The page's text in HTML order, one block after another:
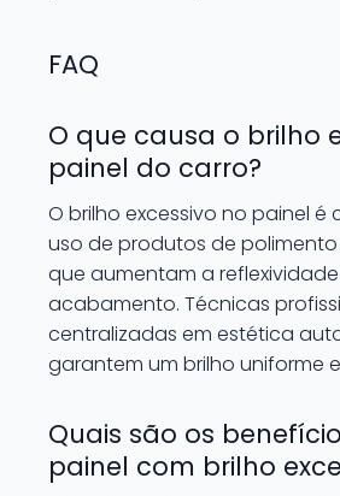
FAQ
O que causa o brilho
painel do carro?
O brilho excessivo no painel é
uso de produtos de
que aumentam a
acabamento. Técnicas
centralizadas em estética
garantem um brilho uniforme
Quais são os
painel com brilho